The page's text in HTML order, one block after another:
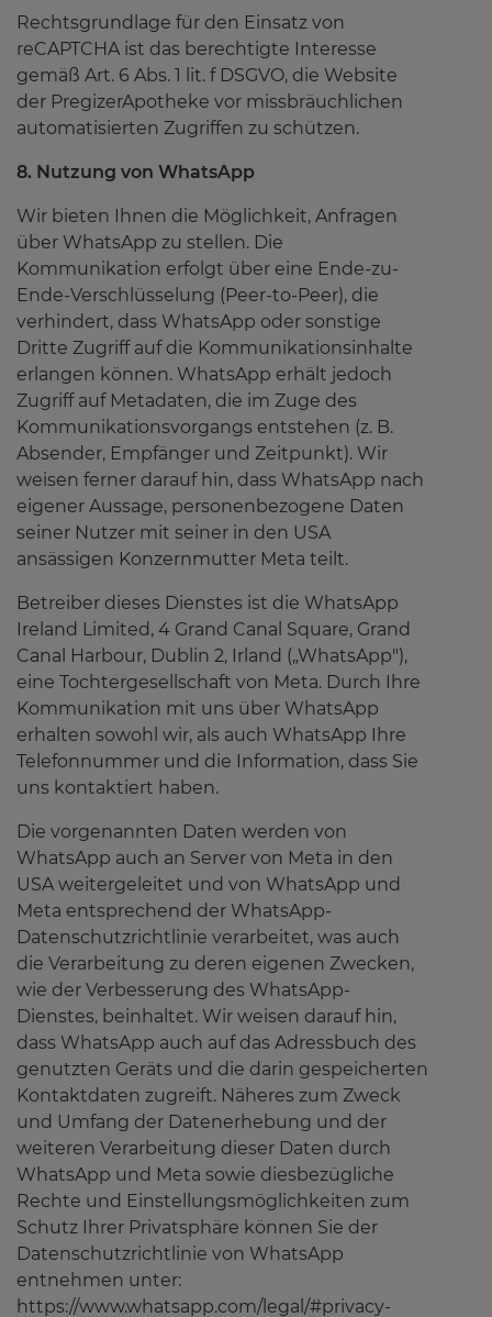
Rechtsgrundlage für den Einsatz von
reCAPTCHA ist das berechtigte Interesse
gemäß Art. 6 Abs. 1 lit. f DSGVO, die Website
der PregizerApotheke vor missbräuchlichen
automatisierten Zugriffen zu schützen.
8. Nutzung von WhatsApp
Wir bieten Ihnen die Möglichkeit, Anfragen
über WhatsApp zu stellen. Die
Kommunikation erfolgt über eine Ende-zu-
Ende-Verschlüsselung (Peer-to-Peer), die
verhindert, dass WhatsApp oder sonstige
Dritte Zugriff auf die Kommunikationsinhalte
erlangen können. WhatsApp erhält jedoch
Zugriff auf Metadaten, die im Zuge des
Kommunikationsvorgangs entstehen (z. B.
Absender, Empfänger und Zeitpunkt). Wir
weisen ferner darauf hin, dass WhatsApp nach
eigener Aussage, personenbezogene Daten
seiner Nutzer mit seiner in den USA
ansässigen Konzernmutter Meta teilt.
Betreiber dieses Dienstes ist die WhatsApp
Ireland Limited, 4 Grand Canal Square, Grand
Canal Harbour, Dublin 2, Irland („WhatsApp"),
eine Tochtergesellschaft von Meta. Durch Ihre
Kommunikation mit uns über WhatsApp
erhalten sowohl wir, als auch WhatsApp Ihre
Telefonnummer und die Information, dass Sie
uns kontaktiert haben.
Die vorgenannten Daten werden von
WhatsApp auch an Server von Meta in den
USA weitergeleitet und von WhatsApp und
Meta entsprechend der WhatsApp-
Datenschutzrichtlinie verarbeitet, was auch
die Verarbeitung zu deren eigenen Zwecken,
wie der Verbesserung des WhatsApp-
Dienstes, beinhaltet. Wir weisen darauf hin,
dass WhatsApp auch auf das Adressbuch des
genutzten Geräts und die darin gespeicherten
Kontaktdaten zugreift. Näheres zum Zweck
und Umfang der Datenerhebung und der
weiteren Verarbeitung dieser Daten durch
WhatsApp und Meta sowie diesbezügliche
Rechte und Einstellungsmöglichkeiten zum
Schutz Ihrer Privatsphäre können Sie der
Datenschutzrichtlinie von WhatsApp
entnehmen unter:
https://www.whatsapp.com/legal/#privacy-